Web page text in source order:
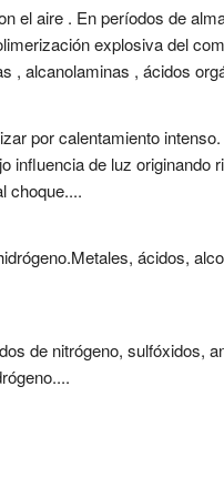
el aire . En períodos de
explosiva del
, alcanolaminas , ácidos
por calentamiento
influencia de luz originando
choque....
ácidos,
de nitrógeno, sulfóxidos,